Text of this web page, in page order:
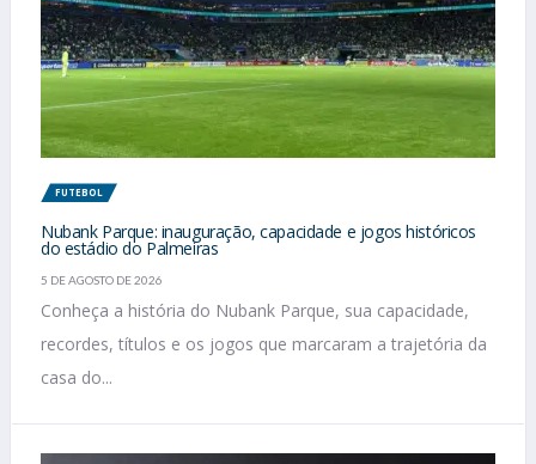
FUTEBOL
Nubank Parque: inauguração, capacidade e jogos históricos
do estádio do Palmeiras
5 DE AGOSTO DE 2026
Conheça a história do Nubank Parque, sua capacidade,
recordes, títulos e os jogos que marcaram a trajetória da
casa do...